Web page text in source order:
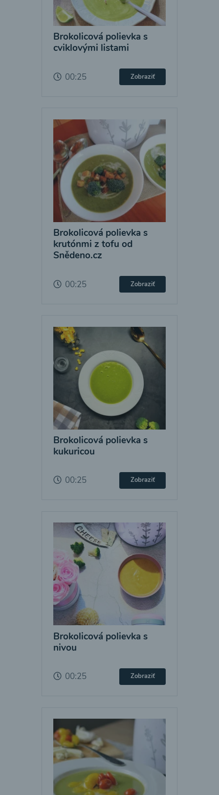
Brokolicová polievka s
cviklovými listami
00:25 Zobraziť
Brokolicová polievka s
krutónmi z tofu od
Snědeno.cz
00:25 Zobraziť
Brokolicová polievka s
kukuricou
00:25 Zobraziť
Brokolicová polievka s
nivou
00:25 Zobraziť